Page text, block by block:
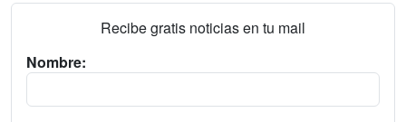
Recibe gratis noticias en tu mail
Nombre: